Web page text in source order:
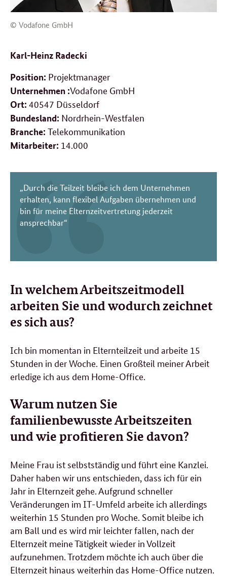
© Vodafone GmbH
Karl-Heinz Radecki
Position: Projektmanager
Unternehmen :Vodafone GmbH
Ort: 40547 Düsseldorf
Bundesland: Nordrhein-Westfalen
Branche: Telekommunikation
Mitarbeiter: 14.000
„Durch die Teilzeit bleibe ich dem Unternehmen
erhalten, kann flexibel Aufgaben übernehmen und
bin für meine Elternzeitvertretung jederzeit
ansprechbar“
In welchem Arbeitszeitmodell
arbeiten Sie und wodurch zeichnet
es sich aus?
Ich bin momentan in Elternteilzeit und arbeite 15
Stunden in der Woche. Einen Großteil meiner Arbeit
erledige ich aus dem Home-Office
Warum nutzen Sie
familienbewusste Arbeitszeiten
und wie profitieren Sie davon?
Meine Frau ist selbstständig und führt eine Kanzlei.
Daher haben wir uns entschieden, dass ich für ein
Jahr in Elternzeit gehe. Aufgrund schneller
Veränderungen im IT-Umfeld arbeite ich allerdings
weiterhin 15 Stunden pro Woche. Somit bleibe ich
am Ball und es wird mir leichter fallen, nach der
Elternzeit meine Tätigkeit wieder in Vollzeit
aufzunehmen. Trotzdem möchte ich auch über die
Elternzeit hinaus weiterhin das Home-Office nutzen.